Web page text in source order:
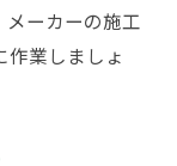
ーカーの施工
業しましょ